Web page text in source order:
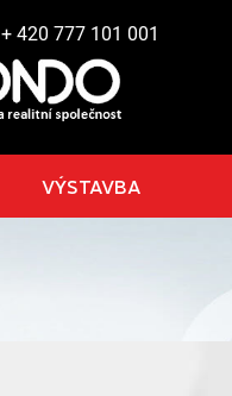
+ 420 777 101 001
VÝSTAVBA